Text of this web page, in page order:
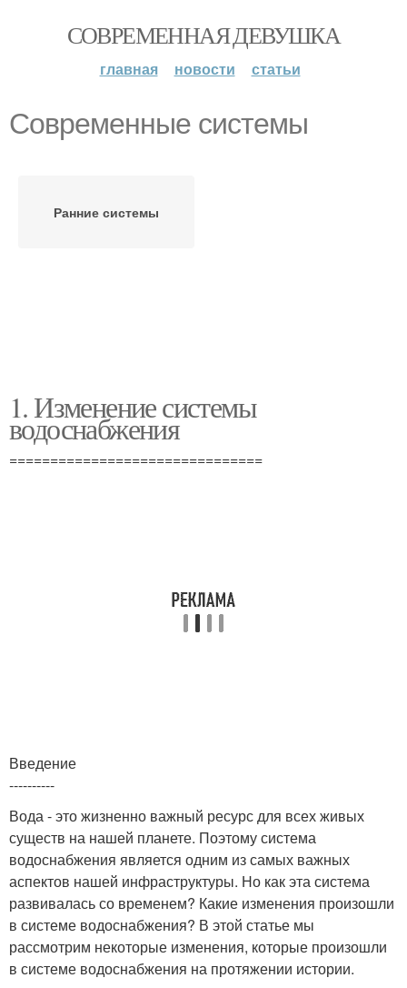
СОВРЕМЕННАЯ ДЕВУШКА
главная новости статьи
Современные системы
Ранние системы
1. Изменение системы
водоснабжения
===============================
Введение
----------
Вода - это жизненно важный ресурс для всех живых
существ на нашей планете. Поэтому система
водоснабжения является одним из самых важных
аспектов нашей инфраструктуры. Но как эта система
развивалась со временем? Какие изменения произошли
в системе водоснабжения? В этой статье мы
рассмотрим некоторые изменения, которые произошли
в системе водоснабжения на протяжении истории.